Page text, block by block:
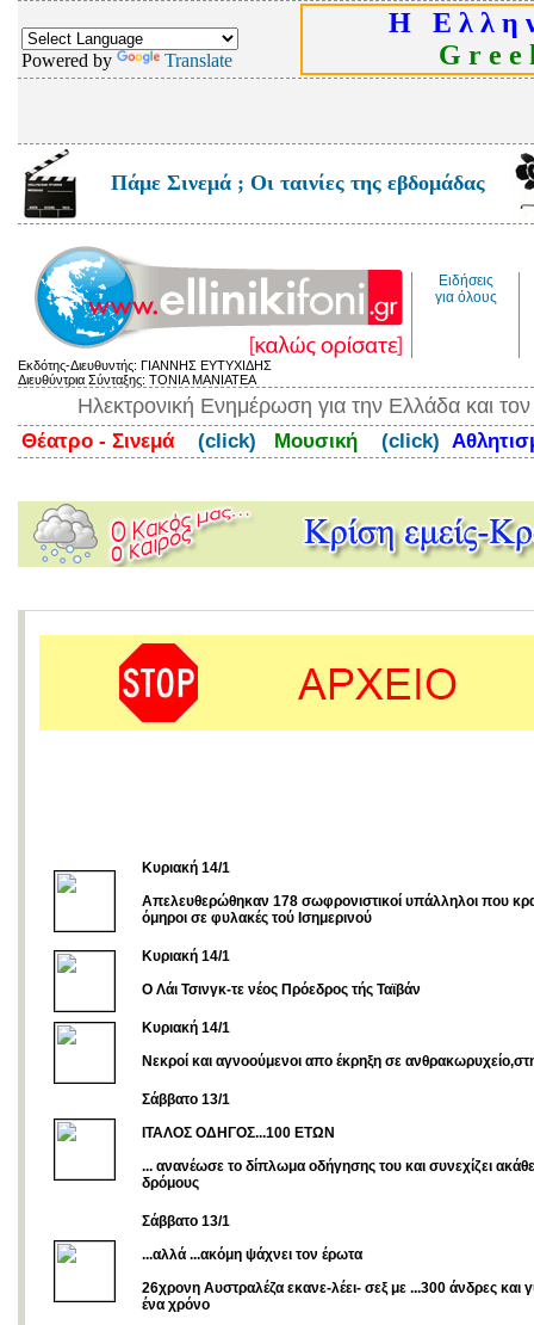
Powered by Translate
Η Ε λ λ η
G r e e
Πάμε Σινεμά ; Οι ταινίες της εβδομάδας
Ειδήσεις
για όλους
Εκδότης-Διευθυντής: ΓΙΑΝΝΗΣ ΕΥΤΥΧΙΔΗΣ
Διευθύντρια Σύνταξης: ΤΟΝΙΑ ΜΑΝΙΑΤΕΑ
Ηλεκτρονική Ενημέρωση για την Ελλάδα και
Θέατρο - Σινεμά (click) Μουσική (click)
Kυριακή 14/1
Απελευθερώθηκαν 178 σωφρονιστικοί υπάλληλοι που
όμηροι σε φυλακές τού Ισημερινού
Κυριακή 14/1
Ο Λάι Τσινγκ-τε νέος Πρόεδρος τής Ταϊβάν
Κυριακή 14/1
Nεκροί και αγνοούμενοι απο έκρηξη σε
Σάββατο 13/1
ΙΤΑΛΟΣ ΟΔΗΓΟΣ...100 ΕΤΩΝ
... ανανέωσε το δίπλωμα οδήγησης του και συνεχίζει
δρόμους
Σάββατο 13/1
...αλλά ...ακόμη ψάχνει τον έρωτα
26χρονη Αυστραλέζα εκανε-λέει- σεξ με ...300 άνδρες και
ένα χρόνο